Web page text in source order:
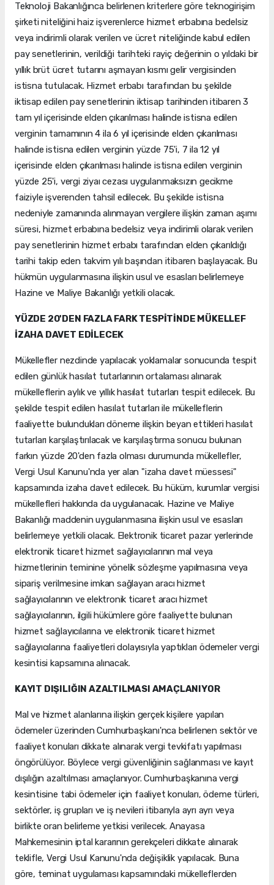
Teknoloji Bakanlığınca belirlenen kriterlere göre teknogirişim
şirketi niteliğini haiz işverenlerce hizmet erbabına bedelsiz
veya indirimli olarak verilen ve ücret niteliğinde kabul edilen
pay senetlerinin, verildiği tarihteki rayiç değerinin o yıldaki bir
yıllık brüt ücret tutarını aşmayan kısmı gelir vergisinden
istisna tutulacak. Hizmet erbabı tarafından bu şekilde
iktisap edilen pay senetlerinin iktisap tarihinden itibaren 3
tam yıl içerisinde elden çıkarılması halinde istisna edilen
verginin tamamının 4 ila 6 yıl içerisinde elden çıkarılması
halinde istisna edilen verginin yüzde 75'i, 7 ila 12 yıl
içerisinde elden çıkarılması halinde istisna edilen verginin
yüzde 25'i, vergi ziyaı cezası uygulanmaksızın gecikme
faiziyle işverenden tahsil edilecek. Bu şekilde istisna
nedeniyle zamanında alınmayan vergilere ilişkin zaman aşımı
süresi, hizmet erbabına bedelsiz veya indirimli olarak verilen
pay senetlerinin hizmet erbabı tarafından elden çıkarıldığı
tarihi takip eden takvim yılı başından itibaren başlayacak. Bu
hükmün uygulanmasına ilişkin usul ve esasları belirlemeye
Hazine ve Maliye Bakanlığı yetkili olacak.
YÜZDE 20'DEN FAZLA FARK TESPİTİNDE MÜKELLEF
İZAHA DAVET EDİLECEK
Mükellefler nezdinde yapılacak yoklamalar sonucunda tespit
edilen günlük hasılat tutarlarının ortalaması alınarak
mükelleflerin aylık ve yıllık hasılat tutarları tespit edilecek. Bu
şekilde tespit edilen hasılat tutarları ile mükelleflerin
faaliyette bulundukları döneme ilişkin beyan ettikleri hasılat
tutarları karşılaştırılacak ve karşılaştırma sonucu bulunan
farkın yüzde 20'den fazla olması durumunda mükellefler,
Vergi Usul Kanunu'nda yer alan "izaha davet müessesi"
kapsamında izaha davet edilecek. Bu hüküm, kurumlar vergisi
mükellefleri hakkında da uygulanacak. Hazine ve Maliye
Bakanlığı maddenin uygulanmasına ilişkin usul ve esasları
belirlemeye yetkili olacak. Elektronik ticaret pazar yerlerinde
elektronik ticaret hizmet sağlayıcılarının mal veya
hizmetlerinin teminine yönelik sözleşme yapılmasına veya
sipariş verilmesine imkan sağlayan aracı hizmet
sağlayıcılarının ve elektronik ticaret aracı hizmet
sağlayıcılarının, ilgili hükümlere göre faaliyette bulunan
hizmet sağlayıcılarına ve elektronik ticaret hizmet
sağlayıcılarına faaliyetleri dolayısıyla yaptıkları ödemeler vergi
kesintisi kapsamına alınacak.
KAYIT DIŞILIĞIN AZALTILMASI AMAÇLANIYOR
Mal ve hizmet alanlarına ilişkin gerçek kişilere yapılan
ödemeler üzerinden Cumhurbaşkanı'nca belirlenen sektör ve
faaliyet konuları dikkate alınarak vergi tevkifatı yapılması
öngörülüyor. Böylece vergi güvenliğinin sağlanması ve kayıt
dışılığın azaltılması amaçlanıyor. Cumhurbaşkanına vergi
kesintisine tabi ödemeler için faaliyet konuları, ödeme türleri,
sektörler, iş grupları ve iş nevileri itibarıyla ayrı ayrı veya
birlikte oran belirleme yetkisi verilecek. Anayasa
Mahkemesinin iptal kararının gerekçeleri dikkate alınarak
teklifle, Vergi Usul Kanunu'nda değişiklik yapılacak. Buna
göre, teminat uygulaması kapsamındaki mükelleflerden